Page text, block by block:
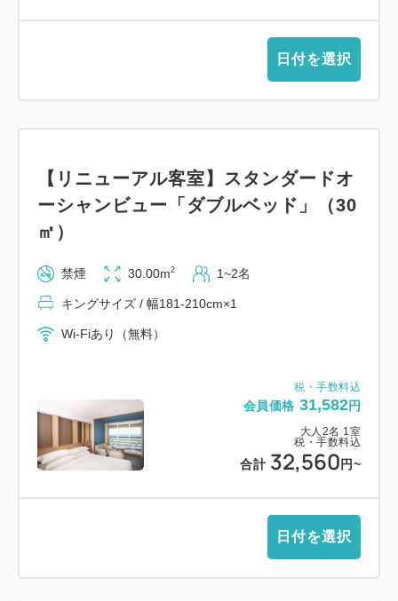
全面リニューアルした新しい客室で、特別な時間をお
いただけます。
★ご朝食は、和洋食バイキングをお楽しみください。
①レストランやマリンスポーツ、イベントにご利用い
ただけるエンジョイポイント券を1室あたり、1泊は
20ポイント（2,000円相当）、2連泊は30ポイント
当）、4連泊は50ポイント（5,000円相当）、5連泊以
上は60ポイント（6,000円相当）お付けします。
②ウェルカムドリンク1杯付です。
③朝食券をランチ券としてもご利用いただけます。
放題（90分）が1回、5連泊以上ではランチバイキン
グと夕食時に飲み放題（90分）が1回付となります。
日付を選択
税・手数料込
会員価格 31,582円
大人 2名 1室
税・手数料込
合計 32,560 円~
【リニューアル客室】スタンダードオ
ーシャンビュー「ダブルベッド」（30
㎡）
禁煙 30.00m2 1~2名
キングサイズ / 幅181-210cm×1
Wi-Fiあり（無料）
日付を選択